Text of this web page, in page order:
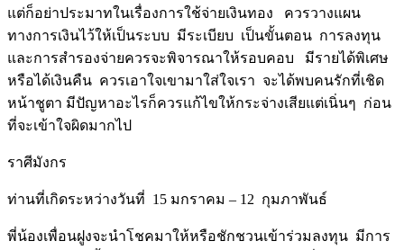
แต่ก็อย่าประมาทในเรื่องการใช้จ่ายเงินทอง ควรวางแผน
ทางการเงินไว้ให้เป็นระบบ มีระเบียบ เป็นขั้นตอน การลงทุน
และการสำรองจ่ายควรจะพิจารณาให้รอบคอบ มีรายได้พิเศษ
หรือได้เงินคืน ควรเอาใจเขามาใส่ใจเรา จะได้พบคนรักที่เชิด
หน้าชูตา มีปัญหาอะไรก็ควรแก้ไขให้กระจ่างเสียแต่เนิ่นๆ ก่อน
ที่จะเข้าใจผิดมากไป
ราศีมังกร
ท่านที่เกิดระหว่างวันที่ 15 มกราคม – 12 กุมภาพันธ์
พี่น้องเพื่อนฝูงจะนำโชคมาให้หรือชักชวนเข้าร่วมลงทุน มีการ